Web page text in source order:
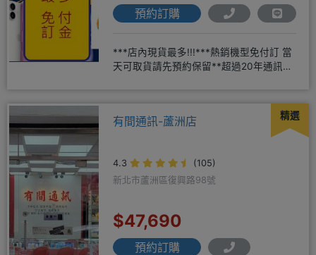
預約訂購
***店內現貨最多!!!***熱銷機型免付訂 當
天可取貨請先預約保留**超過20年通訊經
精選
有間通訊-蘆洲店
4.3
(105)
新北市蘆洲區復興路98號
$47,690
預約訂購